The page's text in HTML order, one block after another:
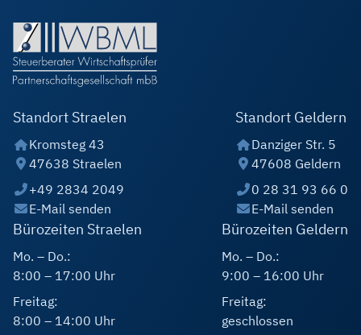
Standort Straelen
Kromsteg 43
47638 Straelen
+49 2834 2049
E-Mail senden
Standort Geldern
Danziger Str. 5
47608 Geldern
0 28 31 93 66 0
E-Mail senden
Bürozeiten Straelen
Mo. – Do.:
8:00 – 17:00 Uhr
Freitag:
8:00 – 14:00 Uhr
Bürozeiten Geldern
Mo. – Do.:
9:00 – 16:00 Uhr
Freitag:
geschlossen